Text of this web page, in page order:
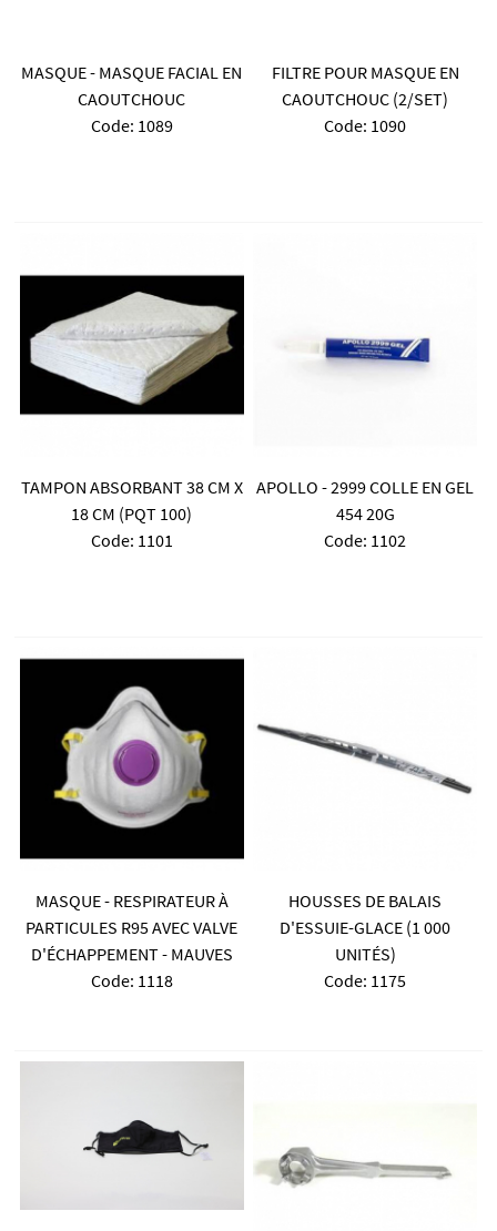
MASQUE - MASQUE FACIAL EN
CAOUTCHOUC
Code: 1089
FILTRE POUR MASQUE EN
CAOUTCHOUC (2/SET)
Code: 1090
TAMPON ABSORBANT 38 CM X
18 CM (PQT 100)
Code: 1101
APOLLO - 2999 COLLE EN GEL
454 20G
Code: 1102
MASQUE - RESPIRATEUR À
PARTICULES R95 AVEC VALVE
D'ÉCHAPPEMENT - MAUVES
Code: 1118
HOUSSES DE BALAIS
D'ESSUIE-GLACE (1 000
UNITÉS)
Code: 1175